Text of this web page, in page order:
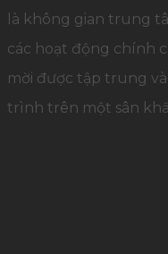
là không gian trung
các hoạt động chính
mời được tập trung
trình trên một sân